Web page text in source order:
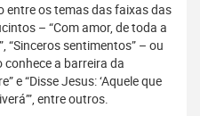
entre os temas das faixas das
– “Com amor, de toda a
“Sinceros sentimentos” – ou
conhece a barreira da
e “Disse Jesus: ‘Aquele que
entre outros.